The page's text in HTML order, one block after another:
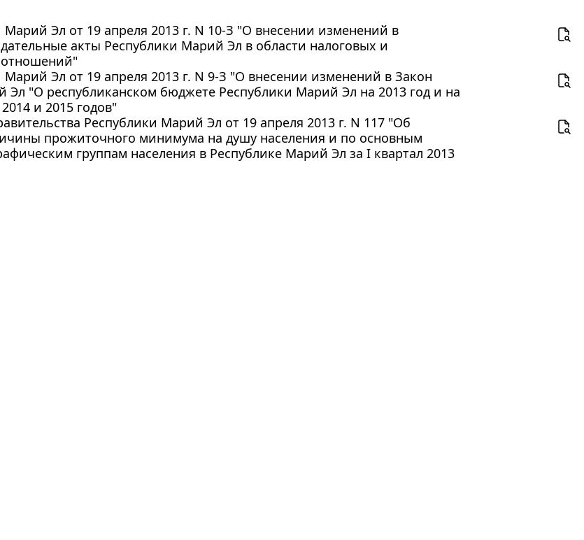
Марий Эл от 19 апреля 2013 г. N 10-З "О внесении изменений в
акты Республики Марий Эл в области налоговых и
Марий Эл от 19 апреля 2013 г. N 9-З "О внесении изменений в Закон
Эл "О республиканском бюджете Республики Марий Эл на 2013 год и на
и 2015 годов"
Республики Марий Эл от 19 апреля 2013 г. N 117 "Об
прожиточного минимума на душу населения и по основным
группам населения в Республике Марий Эл за I квартал 2013